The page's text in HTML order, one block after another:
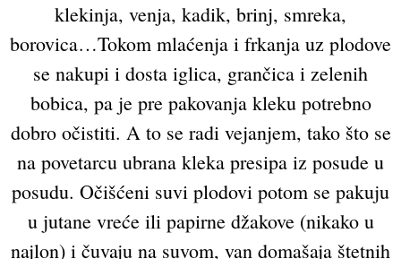
klekinja, venja, kadik, brinj, smreka,
borovica…Tokom mlaćenja i frkanja uz plodove
se nakupi i dosta iglica, grančica i zelenih
bobica, pa je pre pakovanja kleku potrebno
dobro očistiti. A to se radi vejanjem, tako što se
na povetarcu ubrana kleka presipa iz posude u
posudu. Očišćeni suvi plodovi potom se pakuju
u jutane vreće ili papirne džakove (nikako u
najlon) i čuvaju na suvom, van domašaja štetnih